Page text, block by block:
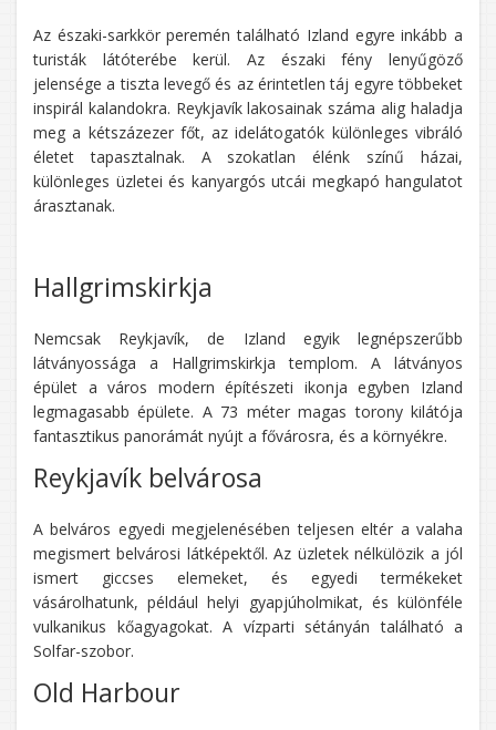
Az északi-sarkkör peremén található Izland egyre inkább a
turisták látóterébe kerül. Az északi fény lenyűgöző
jelensége a tiszta levegő és az érintetlen táj egyre többeket
inspirál kalandokra. Reykjavík lakosainak száma alig haladja
meg a kétszázezer főt, az idelátogatók különleges vibráló
életet tapasztalnak. A szokatlan élénk színű házai,
különleges üzletei és kanyargós utcái megkapó hangulatot
árasztanak.
Hallgrimskirkja
Nemcsak Reykjavík, de Izland egyik legnépszerűbb
látványossága a Hallgrimskirkja templom. A látványos
épület a város modern építészeti ikonja egyben Izland
legmagasabb épülete. A 73 méter magas torony kilátója
fantasztikus panorámát nyújt a fővárosra, és a környékre.
Reykjavík belvárosa
A belváros egyedi megjelenésében teljesen eltér a valaha
megismert belvárosi látképektől. Az üzletek nélkülözik a jól
ismert giccses elemeket, és egyedi termékeket
vásárolhatunk, például helyi gyapjúholmikat, és különféle
vulkanikus kőagyagokat. A vízparti sétányán található a
Solfar-szobor.
Old Harbour